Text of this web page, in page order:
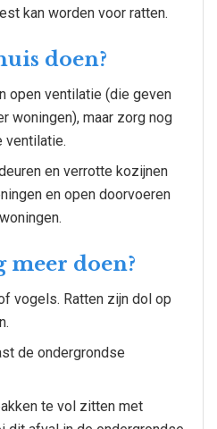
kan worden voor ratten.
doen?
open ventilatie (die geven
woningen), maar zorg nog
ventilatie.
en verrotte kozijnen
en open doorvoeren
meer doen?
vogels. Ratten zijn dol op
de ondergrondse
te vol zitten met